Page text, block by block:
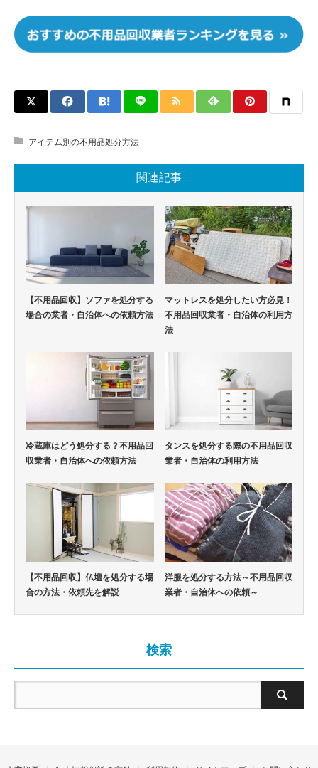
アイテム別の不用品処分方法
関連記事
【不用品回収】ソファを処分する
場合の業者・自治体への依頼方法
マットレスを処分したい方必見！
不用品回収業者・自治体の利用方
法
冷蔵庫はどう処分する？不用品回
収業者・自治体への依頼方法
タンスを処分する際の不用品回収
業者・自治体の利用方法
【不用品回収】仏壇を処分する場
合の方法・依頼先を解説
洋服を処分する方法～不用品回収
業者・自治体への依頼～
検索